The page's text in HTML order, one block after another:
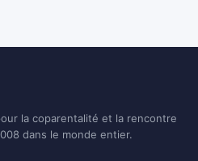
la coparentalité et la rencontre
dans le monde entier.